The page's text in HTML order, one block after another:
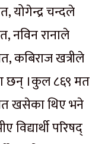
योगेन्द्र चन्दले
नविन रानाले
कबिराज खत्रीले
छन् ।कुल ८६९ मत
मत खसेका थिए भने
परिषद्